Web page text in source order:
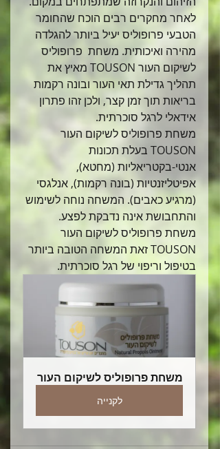
לאחר מחקרים רבים הוכח שהחומר
הטבעי פרופוליס יעיל ביותר להגלדה
מהירה ואיכותית. משחת  פרופוליס
לשיקום העור TOUSON מאיץ את
תהליך גדילת תאי העור ובונה רקמות
בריאות תוך זמן קצר, ולכן זהו פתרון
אידאלי לרגל סוכרתית.
משחת פרופוליס לשיקום העור
TOUSON בעלת תכונות
אנטי-בקטריאליות (מחטא),
אפיטליזנטיות (בונה רקמות), אנלגסי
(מרגיע כאבים). המשחה נוחה לשימוש
והתחבושת אינה נדבקת לפצע.
משחת פרופוליס לשיקום העור
TOUSON זאת המשחה הטובה ביותר
בטיפול וריפוי של רגל סוכרתית.
משחת פרופוליס לשיקום העור
לקנייה